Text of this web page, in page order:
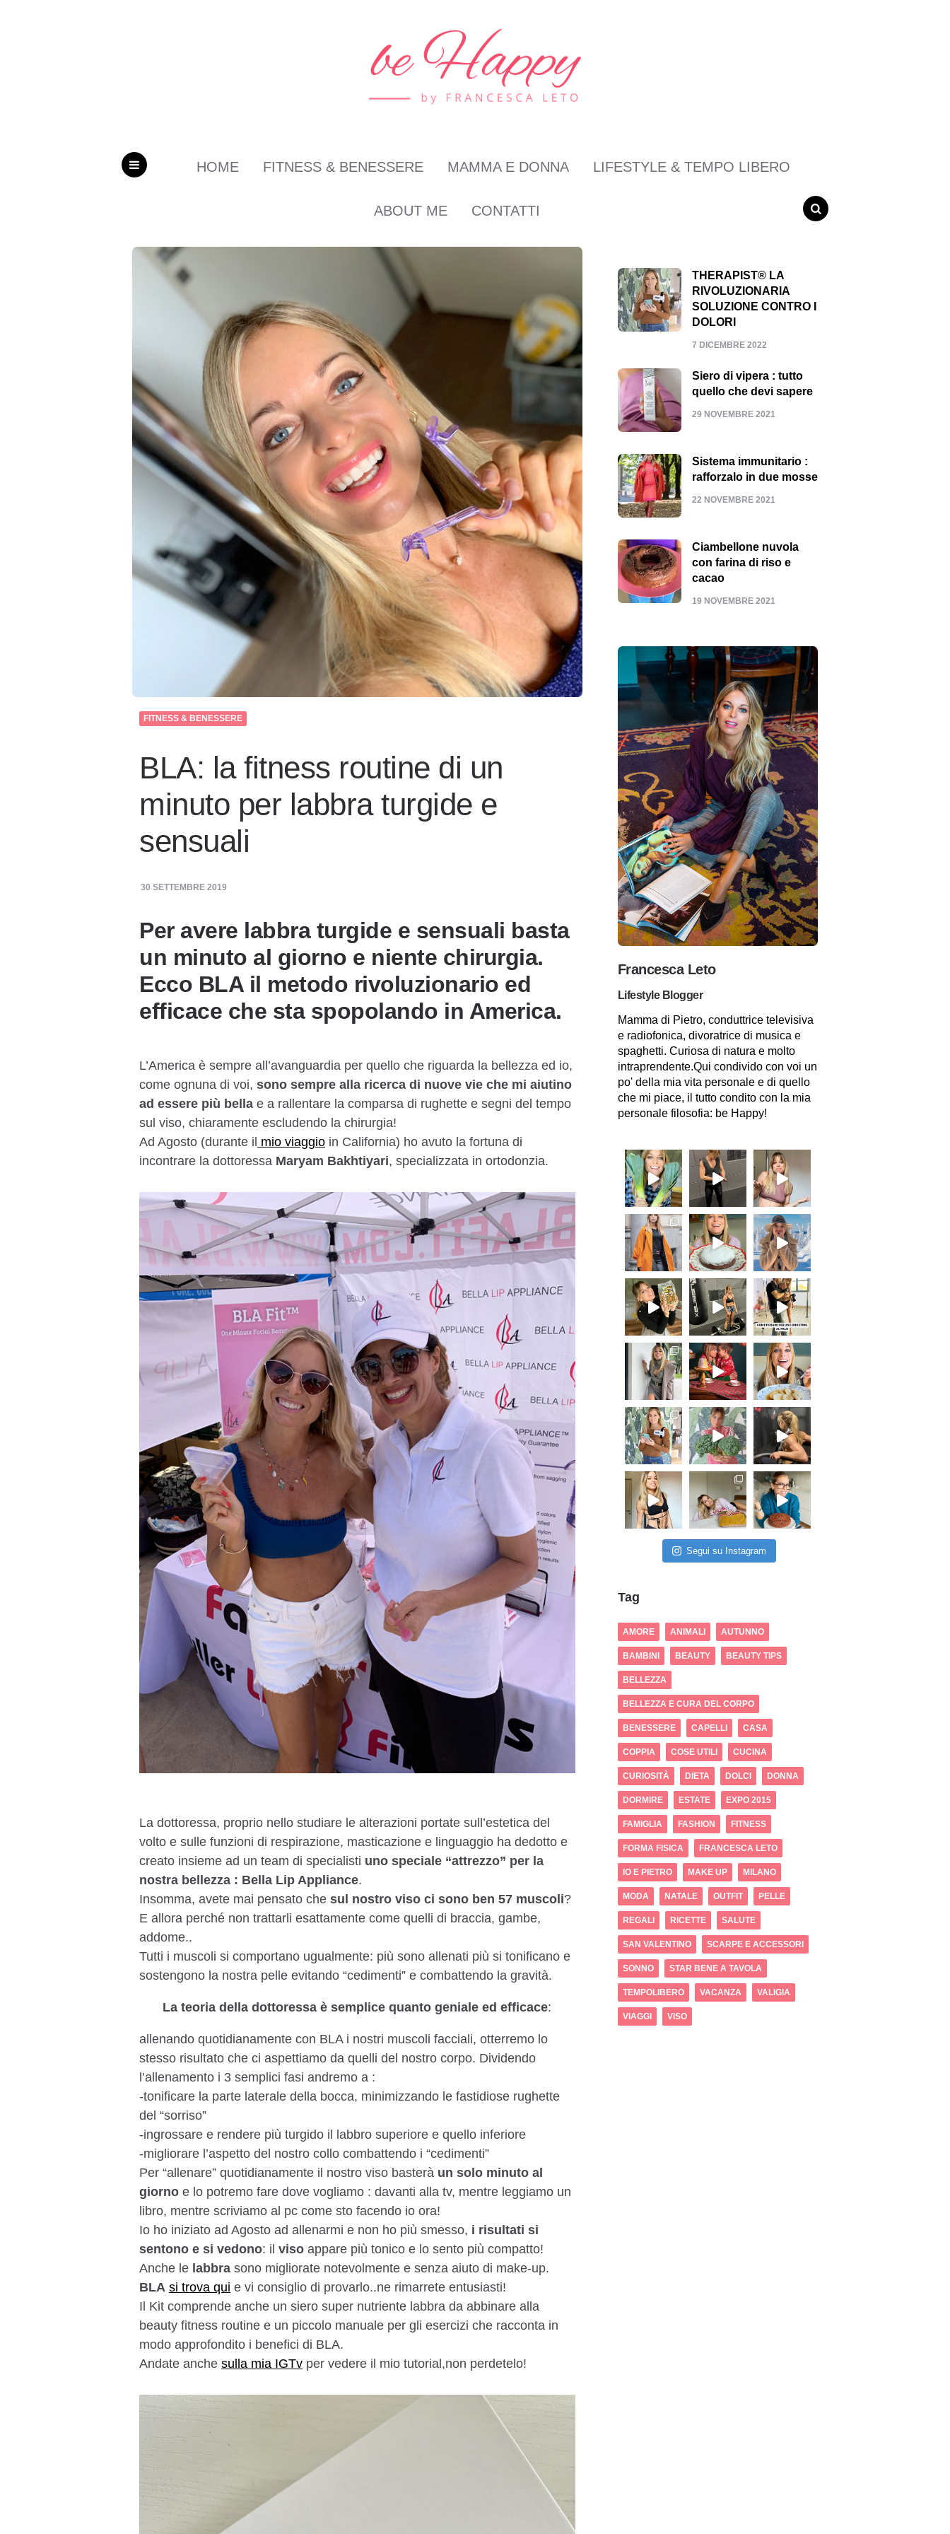
HOME FITNESS & BENESSERE MAMMA E DONNA LIFESTYLE & TEMPO LIBERO
ABOUT ME
CONTATTI
FITNESS & BENESSERE
BLA: la fitness routine di un
minuto per labbra turgide e
sensuali
30 SETTEMBRE 2019
Per avere labbra turgide e sensuali basta
un minuto al giorno e niente chirurgia.
Ecco BLA il metodo rivoluzionario ed
efficace che sta spopolando in America.
L’America è sempre all’avanguardia per quello che riguarda la bellezza ed io,
come ognuna di voi, sono sempre alla ricerca di nuove vie che mi aiutino
ad essere più bella e a rallentare la comparsa di rughette e segni del tempo
sul viso, chiaramente escludendo la chirurgia!
Ad Agosto (durante il mio viaggio in California) ho avuto la fortuna di
incontrare la dottoressa Maryam Bakhtiyari, specializzata in ortodonzia.
La dottoressa, proprio nello studiare le alterazioni portate sull’estetica del
volto e sulle funzioni di respirazione, masticazione e linguaggio ha dedotto e
creato insieme ad un team di specialisti uno speciale “attrezzo” per la
nostra bellezza : Bella Lip Appliance.
Insomma, avete mai pensato che sul nostro viso ci sono ben 57 muscoli?
E allora perché non trattarli esattamente come quelli di braccia, gambe,
addome..
Tutti i muscoli si comportano ugualmente: più sono allenati più si tonificano e
sostengono la nostra pelle evitando “cedimenti” e combattendo la gravità.
La teoria della dottoressa è semplice quanto geniale ed efficace:
allenando quotidianamente con BLA i nostri muscoli facciali, otterremo lo
stesso risultato che ci aspettiamo da quelli del nostro corpo. Dividendo
l’allenamento i 3 semplici fasi andremo a :
-tonificare la parte laterale della bocca, minimizzando le fastidiose rughette
del “sorriso”
-ingrossare e rendere più turgido il labbro superiore e quello inferiore
-migliorare l’aspetto del nostro collo combattendo i “cedimenti”
Per “allenare” quotidianamente il nostro viso basterà un solo minuto al
giorno e lo potremo fare dove vogliamo : davanti alla tv, mentre leggiamo un
libro, mentre scriviamo al pc come sto facendo io ora!
Io ho iniziato ad Agosto ad allenarmi e non ho più smesso, i risultati si
sentono e si vedono: il viso appare più tonico e lo sento più compatto!
Anche le labbra sono migliorate notevolmente e senza aiuto di make-up.
BLA si trova qui e vi consiglio di provarlo..ne rimarrete entusiasti!
Il Kit comprende anche un siero super nutriente labbra da abbinare alla
beauty fitness routine e un piccolo manuale per gli esercizi che racconta in
modo approfondito i benefici di BLA.
Andate anche sulla mia IGTv per vedere il mio tutorial,non perdetelo!
THERAPIST® LA
RIVOLUZIONARIA
SOLUZIONE CONTRO I
DOLORI
7 DICEMBRE 2022
Siero di vipera : tutto
quello che devi sapere
29 NOVEMBRE 2021
Sistema immunitario :
rafforzalo in due mosse
22 NOVEMBRE 2021
Ciambellone nuvola
con farina di riso e
cacao
19 NOVEMBRE 2021
Francesca Leto
Lifestyle Blogger
Mamma di Pietro, conduttrice televisiva
e radiofonica, divoratrice di musica e
spaghetti. Curiosa di natura e molto
intraprendente.Qui condivido con voi un
po' della mia vita personale e di quello
che mi piace, il tutto condito con la mia
personale filosofia: be Happy!
Segui su Instagram
Tag
AMORE ANIMALI AUTUNNO
BAMBINI BEAUTY BEAUTY TIPS
BELLEZZA
BELLEZZA E CURA DEL CORPO
BENESSERE CAPELLI CASA
COPPIA COSE UTILI CUCINA
CURIOSITÀ DIETA DOLCI DONNA
DORMIRE ESTATE EXPO 2015
FAMIGLIA FASHION FITNESS
FORMA FISICA FRANCESCA LETO
IO E PIETRO MAKE UP MILANO
MODA NATALE OUTFIT PELLE
REGALI RICETTE SALUTE
SAN VALENTINO SCARPE E ACCESSORI
SONNO STAR BENE A TAVOLA
TEMPOLIBERO VACANZA VALIGIA
VIAGGI VISO